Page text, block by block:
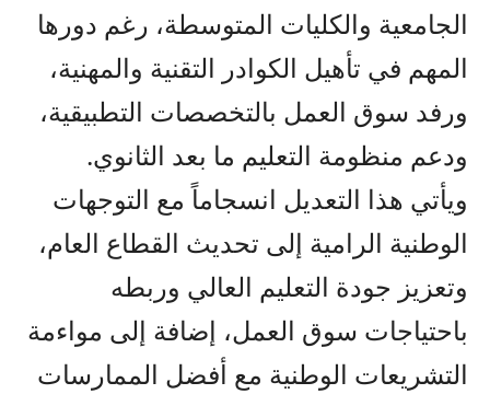
الجامعية والكليات المتوسطة، رغم دورها
المهم في تأهيل الكوادر التقنية والمهنية،
ورفد سوق العمل بالتخصصات التطبيقية،
ودعم منظومة التعليم ما بعد الثانوي.
ويأتي هذا التعديل انسجاماً مع التوجهات
الوطنية الرامية إلى تحديث القطاع العام،
وتعزيز جودة التعليم العالي وربطه
باحتياجات سوق العمل، إضافة إلى مواءمة
التشريعات الوطنية مع أفضل الممارسات